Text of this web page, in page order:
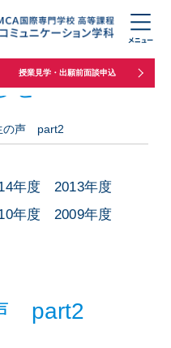
授業見学・出願前面談申込
せ
の声 part2
年度
2013年度
年度 2009年度
part2